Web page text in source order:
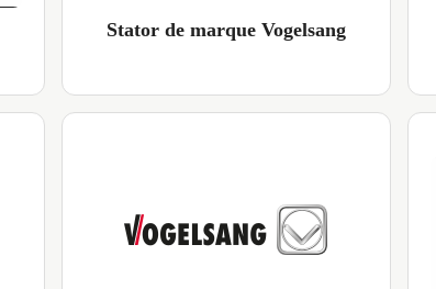
Stator de marque Vogelsang